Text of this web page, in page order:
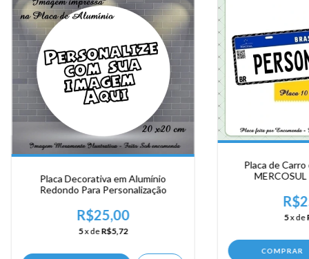
Placa Decorativa em Alumínio
Redondo Para Personalização
R$25,00
5x deR$5,72
Placa de
5x de
COMPRAR